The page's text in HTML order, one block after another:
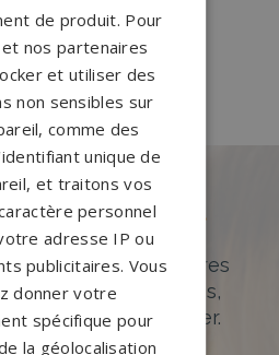
Villeparisis
Voulx
uniques et
large choix de pierres
de styles modernes,
à personnaliser.
de produit. Pour
et nos partenaires
et utiliser des
non sensibles sur
comme des
unique de
et traitons vos
personnel
adresse IP ou
publicitaires. Vous
donner votre
spécifique pour
la géolocalisation